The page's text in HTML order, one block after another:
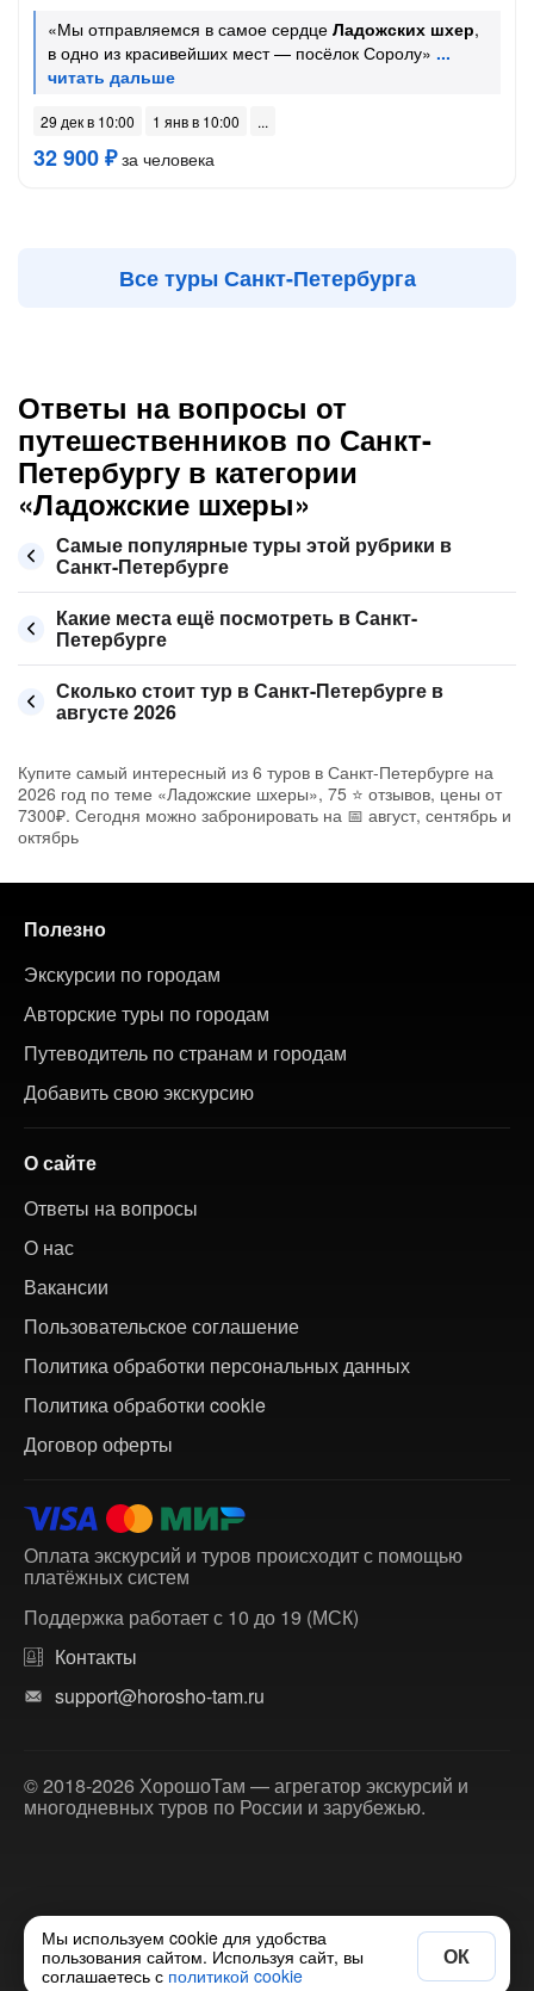
«Мы отправляемся в самое сердце Ладожских шхер,
в одно из красивейших мест — посёлок Соролу»
29 дек в 10:00 1 янв в 10:00
32 900 ₽за человека
Все туры Санкт-Петербурга
Ответы на вопросы от
путешественников по Санкт-
Петербургу в категории
«Ладожские шхеры»
Самые популярные туры этой рубрики в
Санкт-Петербурге
Какие места ещё посмотреть в Санкт-
Петербурге
Сколько стоит тур в Санкт-Петербурге в
августе 2026
Купите самый интересный из 6 туров в Санкт-Петербурге на
2026 год по теме «Ладожские шхеры», 75 ⭐ отзывов, цены от
7300₽. Сегодня можно забронировать на 📅 август, сентябрь и
октябрь
Полезно
Экскурсии по городам
Авторские туры по городам
Путеводитель по странам и городам
Добавить свою экскурсию
О сайте
Ответы на вопросы
О нас
Вакансии
Пользовательское соглашение
Политика обработки персональных данных
Политика обработки cookie
Договор оферты
Оплата экскурсий и туров происходит с помощью
платёжных систем
Поддержка работает с 10 до 19 (МСК)
Контакты
support@horosho-tam.ru
© 2018-2026 ХорошоТам — агрегатор экскурсий и
многодневных туров по России и зарубежью.
Мы используем cookie для удобства
пользования сайтом. Используя сайт, вы
соглашаетесь с политикой cookie
ОК